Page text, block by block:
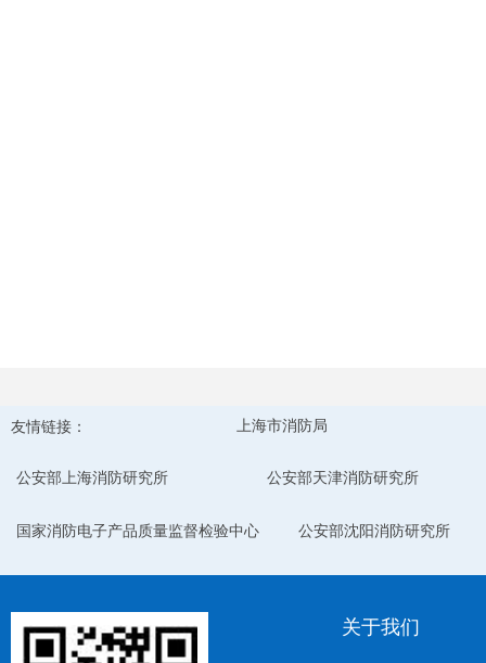
关于我们
友情链接： 上海市消防局
公安部上海消防研究所 公安部天津消防研究所
国家消防电子产品质量监督检验中心 公安部沈阳消防研究所